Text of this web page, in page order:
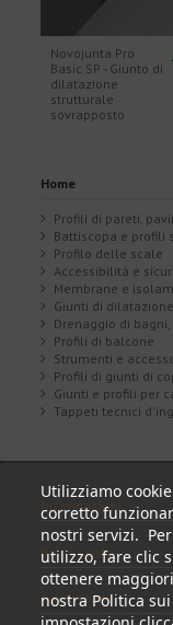
Novojunta Pro
Basic SP - Giunto di
dilatazione
strutturale
sovrapposto
Home
Profili di pareti,
Battiscopa e profili
Profilo delle scale
Accessibilità e
Membrane e
Giunti di
Drenaggio di
Profili di balcone
Strumenti e
Profili di giunti di
Giunti e profili per
Tappeti tecnici
Utilizziamo
corretto
nostri servizi.
utilizzo, fare clic
ottenere
nostra Politica
Informazioni
Il mio conto
Contattare